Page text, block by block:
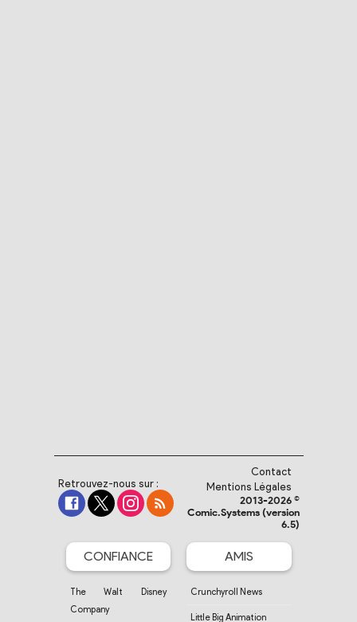
Retrouvez-nous sur :
Contact
Mentions Légales
2013-2026 ©
Comic.Systems (version
6.5)
CONFIANCE
The Walt Disney
Company
AMIS
Crunchyroll News
Little Big Animation